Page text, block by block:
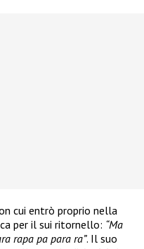
cui entrò proprio nella
per il sui ritornello: “Ma
rapa pa para ra”. Il suo